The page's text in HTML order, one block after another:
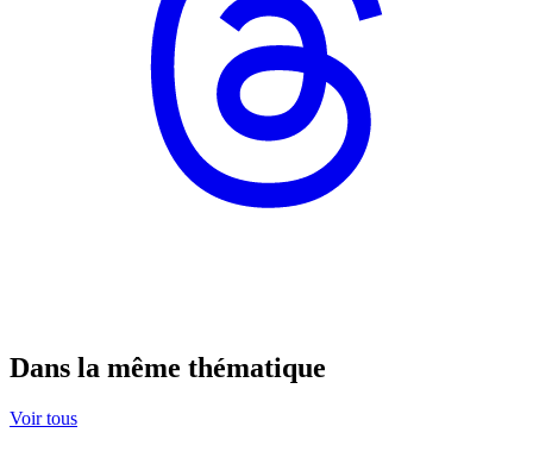
Dans la même thématique
Voir tous